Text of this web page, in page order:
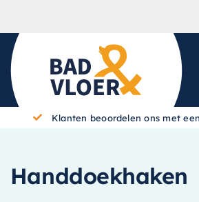
Klanten beoordelen ons met
Handdoekhaken